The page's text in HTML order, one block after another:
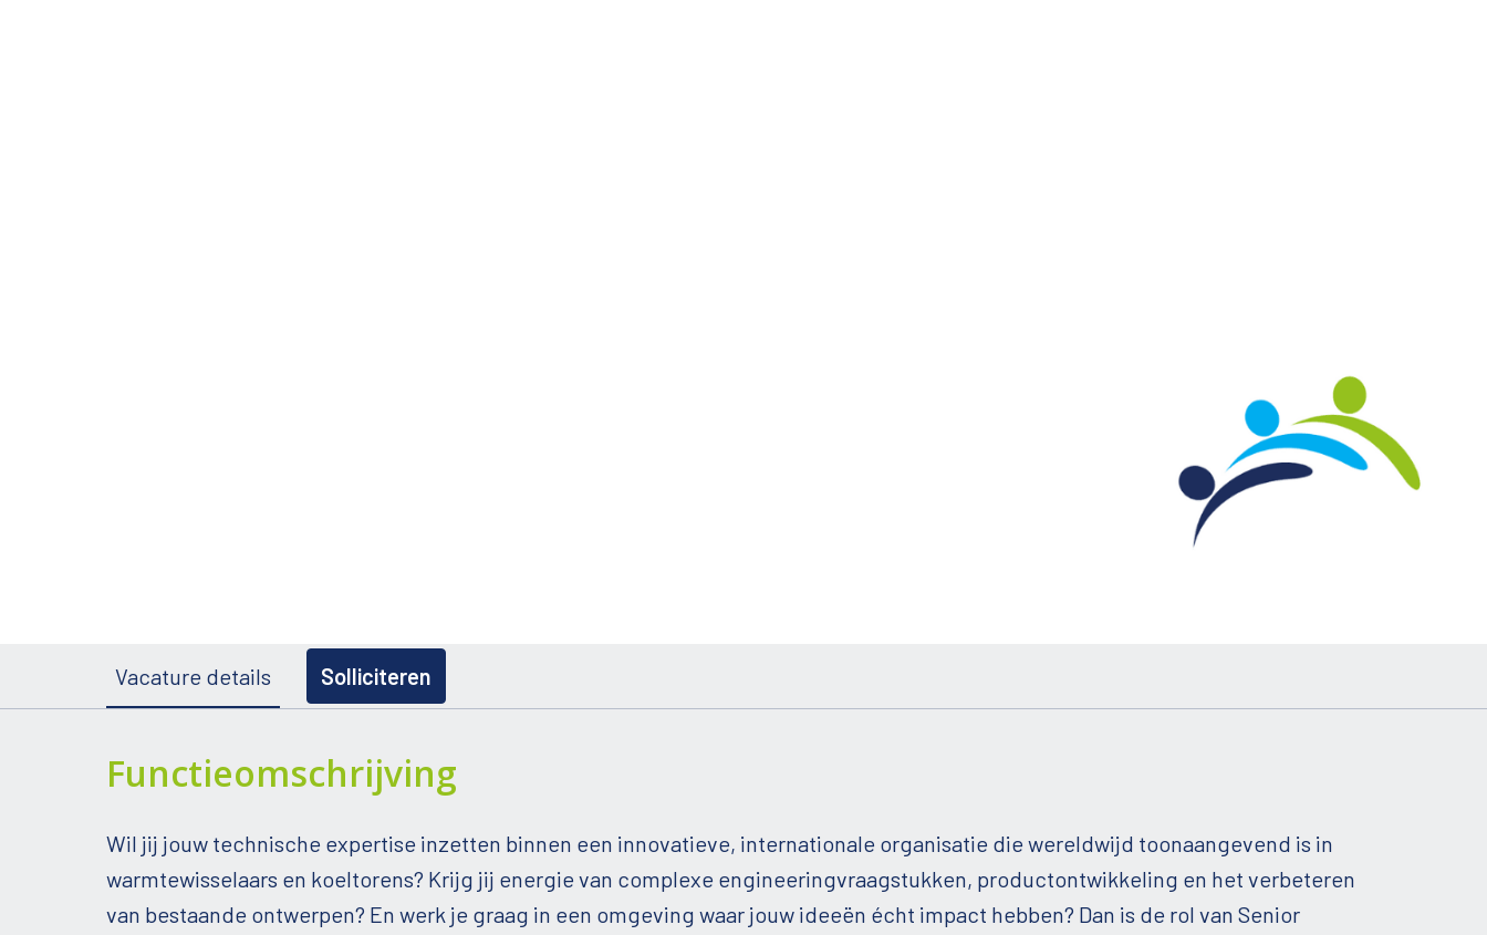
Vacature details Solliciteren
Functieomschrijving
Wil jij jouw technische expertise inzetten binnen een innovatieve, internationale organisatie die wereldwijd toonaangevend is in
warmtewisselaars en koeltorens? Krijg jij energie van complexe engineeringvraagstukken, productontwikkeling en het verbeteren
van bestaande ontwerpen? En werk je graag in een omgeving waar jouw ideeën écht impact hebben? Dan is de rol van Senior